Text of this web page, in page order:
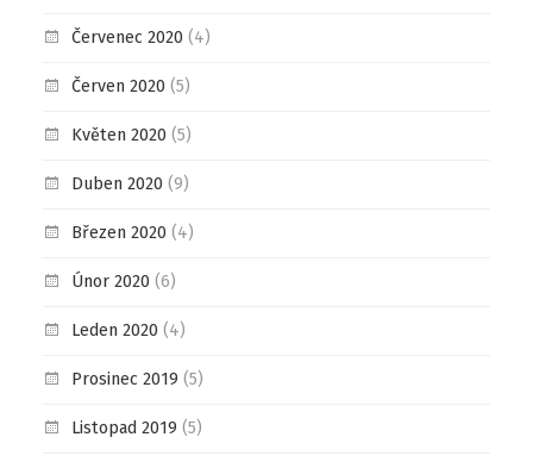
Červenec 2020 (4)
Červen 2020 (5)
Květen 2020 (5)
Duben 2020 (9)
Březen 2020 (4)
Únor 2020 (6)
Leden 2020 (4)
Prosinec 2019 (5)
Listopad 2019 (5)